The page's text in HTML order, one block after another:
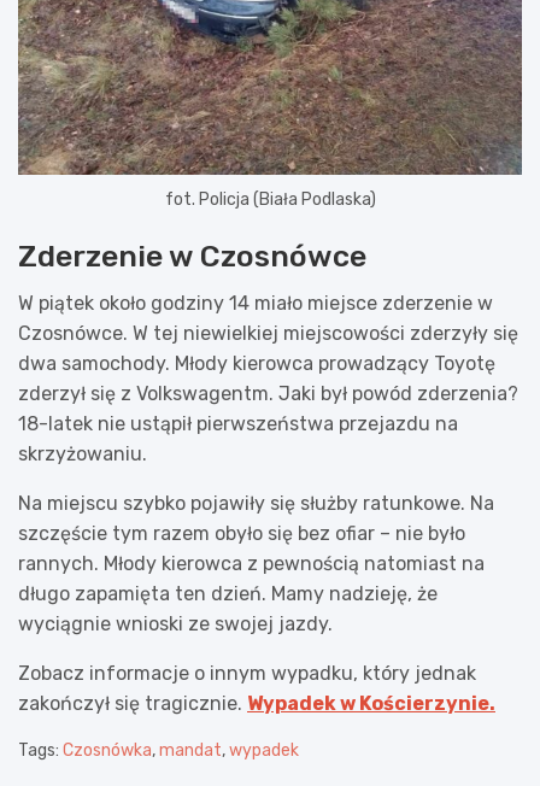
fot. Policja (Biała Podlaska)
Zderzenie w Czosnówce
W piątek około godziny 14 miało miejsce zderzenie w
Czosnówce. W tej niewielkiej miejscowości zderzyły się
dwa samochody. Młody kierowca prowadzący Toyotę
zderzył się z Volkswagentm. Jaki był powód zderzenia?
18-latek nie ustąpił pierwszeństwa przejazdu na
skrzyżowaniu.
Na miejscu szybko pojawiły się służby ratunkowe. Na
szczęście tym razem obyło się bez ofiar – nie było
rannych. Młody kierowca z pewnością natomiast na
długo zapamięta ten dzień. Mamy nadzieję, że
wyciągnie wnioski ze swojej jazdy.
Zobacz informacje o innym wypadku, który jednak
zakończył się tragicznie. Wypadek w Kościerzynie.
Tags: Czosnówka,mandat,wypadek